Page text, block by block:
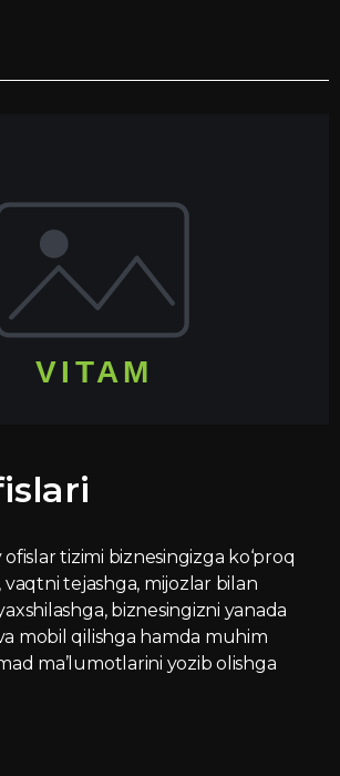
tizimi biznesingizga ko‘proq
tejashga, mijozlar bilan
biznesingizni yanada
mobil qilishga hamda muhim
ma’lumotlarini yozib olishga